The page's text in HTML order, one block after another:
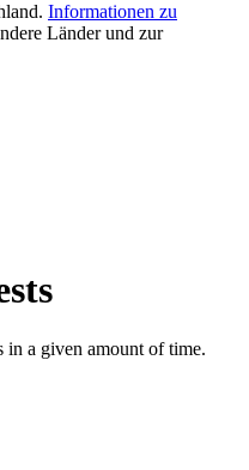
Informationen zu
Länder und zur